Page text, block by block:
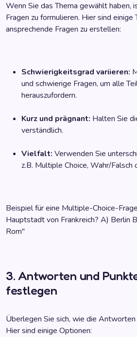
Wenn Sie das Thema gewählt haben,
Fragen zu formulieren. Hier sind einige
ansprechende Fragen zu erstellen:
Schwierigkeitsgrad variieren:
und schwierige Fragen, um alle
herauszufordern.
Kurz und prägnant: Halten Sie
verständlich.
Vielfalt: Verwenden Sie
z.B. Multiple Choice, Wahr/Falsch
Beispiel für eine Multiple-Choice-
Hauptstadt von Frankreich? A) Berlin
Rom"
3. Antworten und
festlegen
Überlegen Sie sich, wie die
Hier sind einige Optionen: